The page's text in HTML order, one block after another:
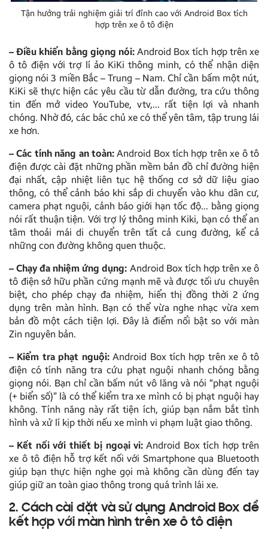
Tận hưởng trải nghiệm giải trí đỉnh cao với Android Box tích
hợp trên xe ô tô điện
– Điều khiển bằng giọng nói:Android Box tích hợp trên xe
ô tô điện với trợ lí ảo KiKi thông minh, có thể nhận diện
giọng nói 3 miền Bắc – Trung – Nam. Chỉ cần bấm một nút,
KiKi sẽ thực hiện các yêu cầu từ dẫn đường, tra cứu thông
tin đến mở video YouTube, vtv,… rất tiện lợi và nhanh
chóng. Nhờ đó, các bác chủ xe có thể yên tâm, tập trung lái
xe hơn.
– Các tính năng an toàn:Android Box tích hợp trên xe ô tô
điện được cài đặt những phần mềm bản đồ chỉ đường hiện
đại nhất, cập nhiệt liên tục hệ thống cơ sở dữ liệu giao
thông, có thể cảnh báo khi sắp di chuyển vào khu dân cư,
camera phạt nguội, cảnh báo giới hạn tốc độ… bằng giọng
nói rất thuận tiện. Với trợ lý thông minh Kiki, bạn có thể an
tâm thoải mái di chuyển trên tất cả cung đường, kể cả
những con đường không quen thuộc.
– Chạy đa nhiệm ứng dụng: Android Box tích hợp trên xe ô
tô điện sở hữu phần cứng mạnh mẽ và được tối ưu chuyên
biệt, cho phép chạy đa nhiệm, hiển thị đồng thời 2 ứng
dụng trên màn hình. Bạn có thể vừa nghe nhạc vừa xem
bản đồ một cách tiện lợi. Đây là điểm nổi bật so với màn
Zin nguyên bản.
– Kiểm tra phạt nguội:Android Box tích hợp trên xe ô tô
điện có tính năng tra cứu phạt nguội nhanh chóng bằng
giọng nói. Bạn chỉ cần bấm nút vô lăng và nói “phạt nguội
(+ biển số)” là có thể kiểm tra xe mình có bị phạt nguội hay
không. Tính năng này rất tiện ích, giúp bạn nắm bắt tình
hình và xử lí kịp thời nếu xe mình vi phạm luật giao thông.
– Kết nối với thiết bị ngoại vi:Android Box tích hợp trên
xe ô tô điện hỗ trợ kết nối với Smartphone qua Bluetooth
giúp bạn thực hiện nghe gọi mà không cần dùng đến tay
giúp giữ an toàn giao thông trong quá trình lái xe.
2. Cách cài đặt và sử dụng Android Box để
kết hợp với màn hình trên xe ô tô điện